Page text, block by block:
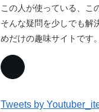
この人が使っている、こ
そんな疑問を少しでも解
めだけの趣味サイトです。
Tweets by